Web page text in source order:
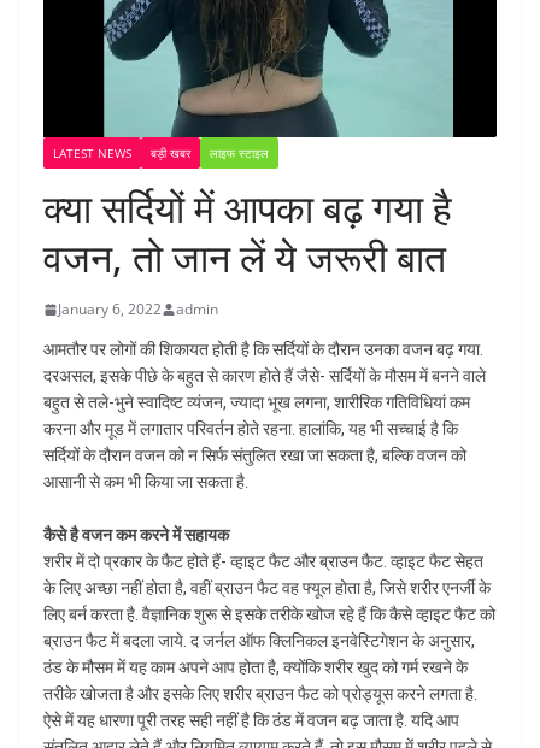
LATEST NEWS बड़ी खबर लाइफ स्टाइल
क्या सर्दियों में आपका बढ़ गया है
वजन, तो जान लें ये जरूरी बात
January 6, 2022 admin
आमतौर पर लोगों की शिकायत होती है कि सर्दियों के दौरान उनका वजन बढ़ गया.
दरअसल, इसके पीछे के बहुत से कारण होते हैं जैसे- सर्दियों के मौसम में बनने वाले
बहुत से तले-भुने स्वादिष्ट व्यंजन, ज्यादा भूख लगना, शारीरिक गतिविधियां कम
करना और मूड में लगातार परिवर्तन होते रहना. हालांकि, यह भी सच्चाई है कि
सर्दियों के दौरान वजन को न सिर्फ संतुलित रखा जा सकता है, बल्कि वजन को
आसानी से कम भी किया जा सकता है.
कैसे है वजन कम करने में सहायक
शरीर में दो प्रकार के फैट होते हैं- व्हाइट फैट और ब्राउन फैट. व्हाइट फैट सेहत
के लिए अच्छा नहीं होता है, वहीं ब्राउन फैट वह फ्यूल होता है, जिसे शरीर एनर्जी के
लिए बर्न करता है. वैज्ञानिक शुरू से इसके तरीके खोज रहे हैं कि कैसे व्हाइट फैट को
ब्राउन फैट में बदला जाये. द जर्नल ऑफ क्लिनिकल इनवेस्टिगेशन के अनुसार,
ठंड के मौसम में यह काम अपने आप होता है, क्योंकि शरीर खुद को गर्म रखने के
तरीके खोजता है और इसके लिए शरीर ब्राउन फैट को प्रोड्यूस करने लगता है.
ऐसे में यह धारणा पूरी तरह सही नहीं है कि ठंड में वजन बढ़ जाता है. यदि आप